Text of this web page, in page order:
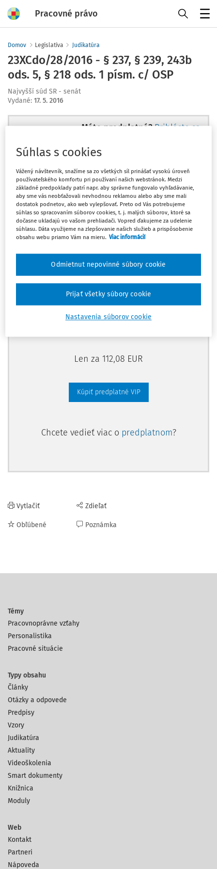
Pracovné právo
Domov Legislatíva Judikatúra
23XCdo/28/2016 - § 237, § 239, 243b
ods. 5, § 218 ods. 1 písm. c/ OSP
Najvyšší súd SR - senát
Vydané: 17. 5. 2016
Máte predplatné? Prihláste sa
Tento dokument je len pre
predplatiteľov VIP.
Odomknite si prístup zakúpením
predplatného.
Vďaka tomu získate aj:
Kompletný odborný obsah portálu
Všetky praktické nástroje: vzory, smart
dokumenty, knižnica
Len za 112,08 EUR
Kúpiť predplatné VIP
Chcete vedieť viac o predplatnom?
Vytlačiť
Obľúbené
Zdieľať
Poznámka
Témy
Pracovnoprávne vzťahy
Personalistika
Pracovné situácie
Typy obsahu
Články
Otázky a odpovede
Predpisy
Vzory
Judikatúra
Aktuality
Videoškolenia
Smart dokumenty
Knižnica
Moduly
Web
Kontakt
Partneri
Nápoveda
Súhlas s cookies
Vážený návštevník, snažíme sa zo všetkých síl prinášať vysokú úroveň
používateľského komfortu pri používaní našich webstránok. Medzi
základné predpoklady patrí napr. aby správne fungovalo vyhľadávanie,
aby sme vás neobťažovali nevhodnou reklamou alebo aby sme mali
dostatok podnetov, ako web vylepšovať. Preto od Vás potrebujeme
súhlas so spracovaním súborov cookies, t. j. malých súborov, ktoré sa
dočasne ukladajú vo vašom prehliadači. Vopred ďakujeme za udelenie
súhlasu. Dáta využijeme na zlepšovanie našich služieb a prispôsobenie
obsahu webu priamo Vám na mieru. Viac informácií
Nastavenia súborov cookie
Odmietnut nepovinné súbory cookie
Prijať všetky súbory cookie